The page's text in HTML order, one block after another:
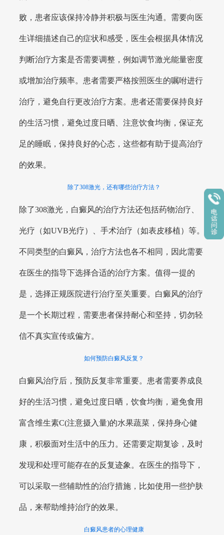
败，患者应该保持冷静并积极与医生沟通。需要向医
生详细描述自己的症状和感受，医生会根据具体情况
判断治疗方案是否需要调整，例如调节激光能量密度
或增加治疗频率。患者需要严格按照医生的嘱咐进行
治疗，避免自行更改治疗方案。患者还需要保持良好
的生活习惯，避免过度日晒、注意饮食均衡，保证充
足的睡眠，保持良好的心态，这些都有助于提高治疗
的效果。
除了308激光，还有哪些治疗方法？
除了308激光，白癜风的治疗方法还包括药物治疗、
光疗（如UVB光疗）、手术治疗（如表皮移植）等。
不同类型的白癜风，治疗方法也各不相同，因此需要
在医生的指导下选择合适的治疗方案。值得一提的
是，选择正规医院进行治疗至关重要。白癜风的治疗
是一个长期过程，需要患者保持耐心和坚持，切勿轻
信不真实宣传或偏方。
如何预防白癜风反复？
白癜风治疗后，预防反复非常重要。患者需要养成良
好的生活习惯，避免过度日晒，饮食均衡，避免食用
富含维生素C(注意摄入量)的水果蔬菜，保持身心健
康，积极面对生活中的压力。还需要定期复诊，及时
发现和处理可能存在的反复迹象。在医生的指导下，
可以采取一些辅助性的治疗措施，比如使用一些护肤
品，来帮助维持治疗的效果。
白癜风患者的心理健康